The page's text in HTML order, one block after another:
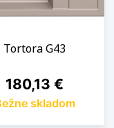
Tortora G43
Cena
180,13 €
skladom